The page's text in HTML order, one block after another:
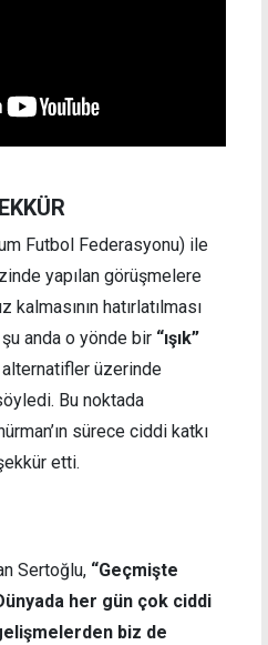
Futbol Federasyonu) ile
yapılan görüşmelere
hatırlatılması
anda o yönde bir “ışık”
üzerinde
Bu noktada
sürece ciddi katkı
etti.
Sertoğlu, “Geçmişte
her gün çok ciddi
biz de